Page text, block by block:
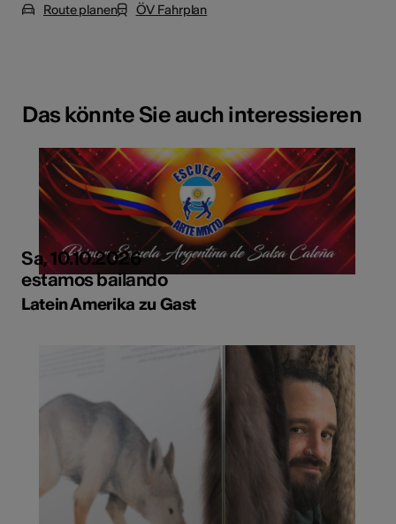
Route planen
ÖV Fahrplan
Das könnte Sie auch interessieren
Sa, 10.10.2026
estamos bailando
Latein Amerika zu Gast